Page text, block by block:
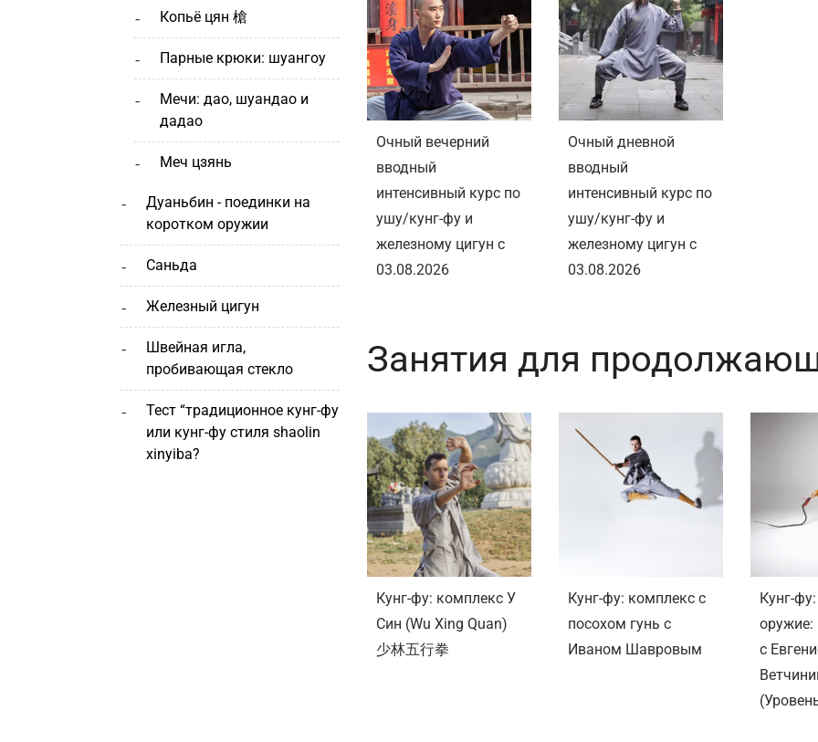
копьё цян 槍
парные крюки: шуангоу
мечи: дао, шуандао и
дадао
меч цзянь
дуаньбин - поединки на
коротком оружии
саньда
железный цигун
швейная игла,
пробивающая стекло
тест “традиционное кунг-фу
или кунг-фу стиля shaolin
xinyiba?
Очный вечерний
вводный
интенсивный курс по
ушу/кунг-фу и
железному цигун с
03.08.2026
Очный дневной
вводный
интенсивный курс по
ушу/кунг-фу и
железному цигун с
03.08.2026
Занятия для
Кунг-фу: комплекс У
Син (Wu Xing Quan)
少林五行拳
Кунг-фу: комплекс с
посохом гунь с
Иваном Шавровым
Кунг-
оружие:
с